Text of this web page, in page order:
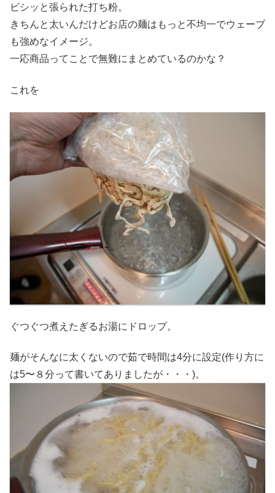
ビシッと張られた打ち粉。
きちんと太いんだけどお店の麺はもっと不均一でウェーブ
も強めなイメージ。
一応商品ってことで無難にまとめているのかな？
これを
ぐつぐつ煮えたぎるお湯にドロップ。
麺がそんなに太くないので茹で時間は4分に設定(作り方に
は5〜８分って書いてありましたが・・・)。